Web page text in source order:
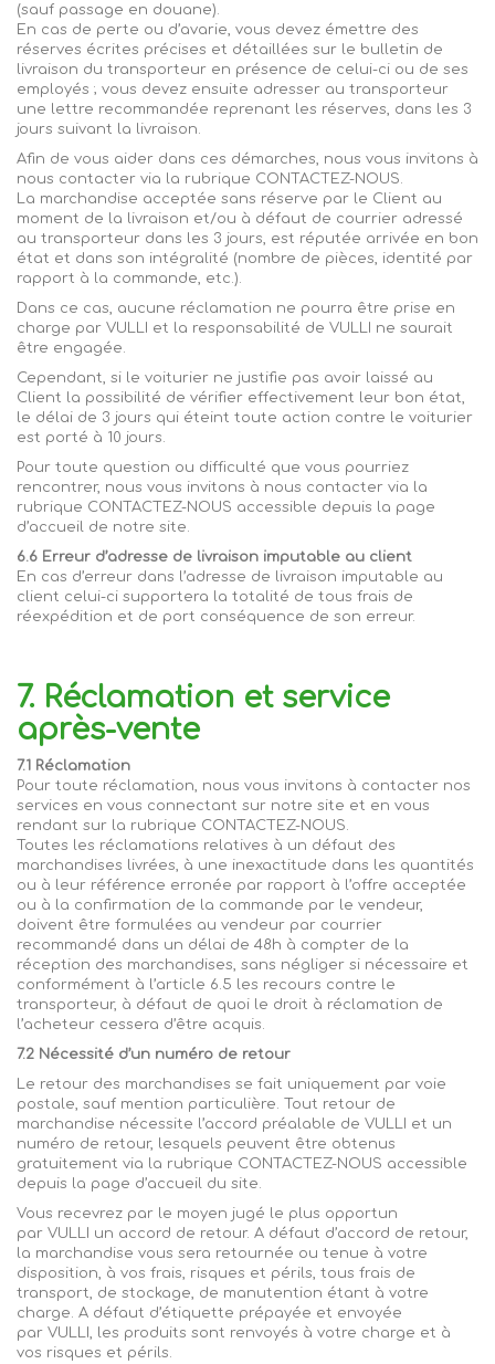
(sauf passage en douane).
En cas de perte ou d’avarie, vous devez émettre des
réserves écrites précises et détaillées sur le bulletin de
livraison du transporteur en présence de celui-ci ou de ses
employés ; vous devez ensuite adresser au transporteur
une lettre recommandée reprenant les réserves, dans les 3
jours suivant la livraison.
Afin de vous aider dans ces démarches, nous vous invitons à
nous contacter via la rubrique CONTACTEZ-NOUS.
La marchandise acceptée sans réserve par le Client au
moment de la livraison et/ou à défaut de courrier adressé
au transporteur dans les 3 jours, est réputée arrivée en bon
état et dans son intégralité (nombre de pièces, identité par
rapport à la commande, etc.).
Dans ce cas, aucune réclamation ne pourra être prise en
charge par VULLI et la responsabilité de VULLI ne saurait
être engagée.
Cependant, si le voiturier ne justifie pas avoir laissé au
Client la possibilité de vérifier effectivement leur bon état,
le délai de 3 jours qui éteint toute action contre le voiturier
est porté à 10 jours.
Pour toute question ou difficulté que vous pourriez
rencontrer, nous vous invitons à nous contacter via la
rubrique CONTACTEZ-NOUS accessible depuis la page
d’accueil de notre site.
6.6 Erreur d’adresse de livraison imputable au client
En cas d’erreur dans l’adresse de livraison imputable au
client celui-ci supportera la totalité de tous frais de
réexpédition et de port conséquence de son erreur.
7. Réclamation et service
après-vente
7.1 Réclamation
Pour toute réclamation, nous vous invitons à contacter nos
services en vous connectant sur notre site et en vous
rendant sur la rubrique CONTACTEZ-NOUS.
Toutes les réclamations relatives à un défaut des
marchandises livrées, à une inexactitude dans les quantités
ou à leur référence erronée par rapport à l’offre acceptée
ou à la confirmation de la commande par le vendeur,
doivent être formulées au vendeur par courrier
recommandé dans un délai de 48h à compter de la
réception des marchandises, sans négliger si nécessaire et
conformément à l’article 6.5 les recours contre le
transporteur, à défaut de quoi le droit à réclamation de
l’acheteur cessera d’être acquis.
7.2 Nécessité d’un numéro de retour
Le retour des marchandises se fait uniquement par voie
postale, sauf mention particulière. Tout retour de
marchandise nécessite l’accord préalable de VULLI et un
numéro de retour, lesquels peuvent être obtenus
gratuitement via la rubrique CONTACTEZ-NOUS accessible
depuis la page d’accueil du site.
Vous recevrez par le moyen jugé le plus opportun
par VULLI un accord de retour. A défaut d’accord de retour,
la marchandise vous sera retournée ou tenue à votre
disposition, à vos frais, risques et périls, tous frais de
transport, de stockage, de manutention étant à votre
charge. A défaut d’étiquette prépayée et envoyée
par VULLI , les produits sont renvoyés à votre charge et à
vos risques et périls.